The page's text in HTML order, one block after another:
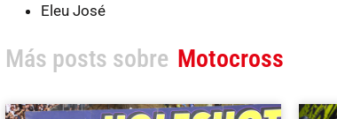
Eleu José
Más posts sobre Motocross